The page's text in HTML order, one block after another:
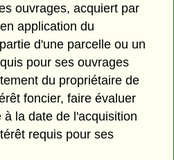
ouvrages, acquiert par
application du
d'une parcelle ou un
pour ses ouvrages
du propriétaire de
foncier, faire évaluer
la date de l'acquisition
requis pour ses